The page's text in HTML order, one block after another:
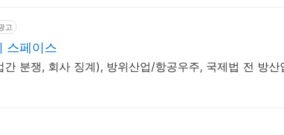
고
스페이스
간 분쟁, 회사 징계), 방위산업/항공우주, 국제법 전 방산